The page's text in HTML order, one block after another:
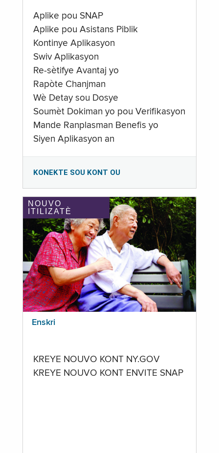
Aplike pou SNAP
Aplike pou Asistans Piblik
Kontinye Aplikasyon
Swiv Aplikasyon
Re-sètifye Avantaj yo
Rapòte Chanjman
Wè Detay sou Dosye
Soumèt Dokiman yo pou Verifikasyon
Mande Ranplasman Benefis yo
Siyen Aplikasyon an
KONEKTE SOU KONT OU
NOUVO
ITILIZATÈ
Enskri
KREYE NOUVO KONT NY.GOV
KREYE NOUVO KONT ENVITE SNAP